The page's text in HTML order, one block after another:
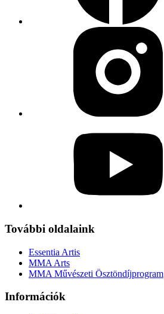
További oldalaink
Essentia Artis
MMA Arts
MMA Művészeti Ösztöndíjprogram
Információk